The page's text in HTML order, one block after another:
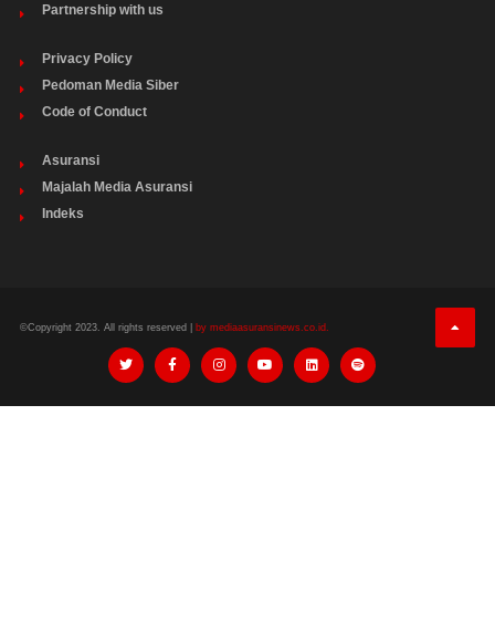
Partnership with us
Privacy Policy
Pedoman Media Siber
Code of Conduct
Asuransi
Majalah Media Asuransi
Indeks
©Copyright 2023. All rights reserved | by mediaasuransinews.co.id.